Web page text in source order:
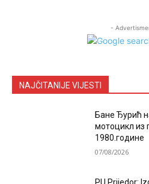
-
NAJČITANIJE VIJESTI
Бане Ђурић
мотоцикл из
1980.године
07/08/2026
PU Prijedor: